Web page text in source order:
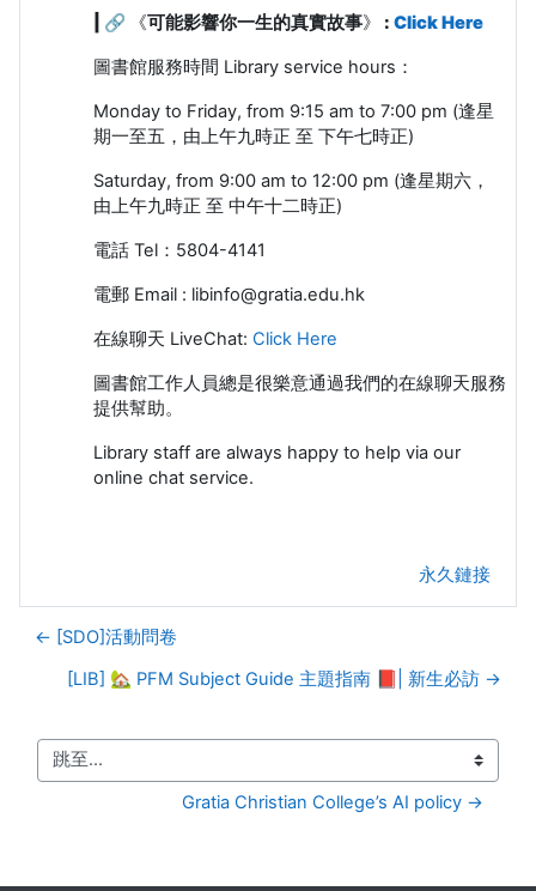
| 🔗 《可能影響你一生的真實故事》 : Click Here
圖書館服務時間 Library service hours ：
Monday to Friday, from 9:15 am to 7:00 pm (逢星
期一至五，由上午九時正 至 下午七時正)
Saturday, from 9:00 am to 12:00 pm (逢星期六，
由上午九時正 至 中午十二時正)
電話 Tel ： 5804-4141
電郵 Email : libinfo@gratia.edu.hk
在線聊天 LiveChat: Click Here
圖書館工作人員總是很樂意通過我們的在線聊天服務
提供幫助。
Library staff are always happy to help via our
online chat service.
永久鏈接
← [SDO]活動問卷
[LIB] 🏡 PFM Subject Guide 主題指南 📕| 新生必訪 →
跳至...
Gratia Christian College’s AI policy →